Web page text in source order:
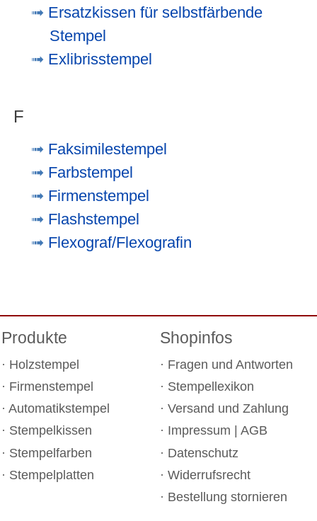
Ersatzkissen für selbstfärbende
Stempel
Exlibrisstempel
F
Faksimilestempel
Farbstempel
Firmenstempel
Flashstempel
Flexograf/Flexografin
Produkte
Holzstempel
Firmenstempel
Automatikstempel
Stempelkissen
Stempelfarben
Stempelplatten
Shopinfos
Fragen und Antworten
Stempellexikon
Versand und Zahlung
Impressum
AGB
Datenschutz
Widerrufsrecht
Bestellung stornieren